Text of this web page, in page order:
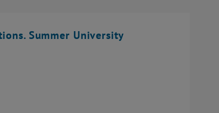
Summer University